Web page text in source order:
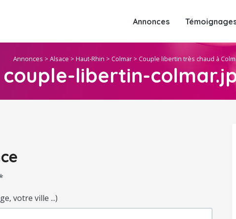
Annonces
Annonces > Alsace > Haut-Rhin > Colmar> Couple libertin très chaud à
couple-libertin-
votre ville ...)